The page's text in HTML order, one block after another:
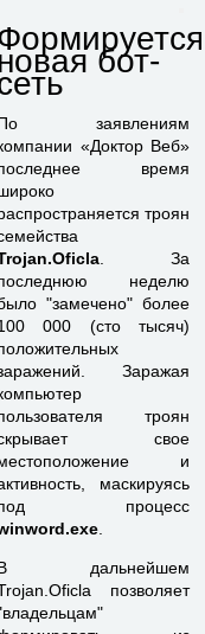
бот-
заявлениям
«Доктор Веб»
время
троян
. За
неделю
"замечено" более
000 (сто тысяч)
Заражая
троян
свое
и
маскируясь
процесс
дальнейшем
позволяет